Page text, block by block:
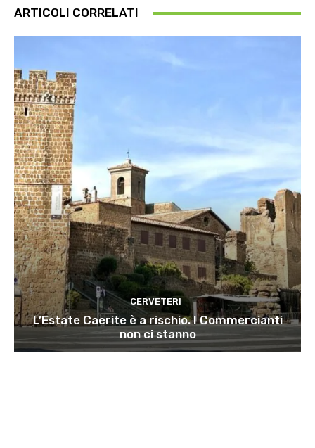
ARTICOLI CORRELATI
CERVETERI
L’Estate Caerite è a rischio. I Commercianti
non ci stanno